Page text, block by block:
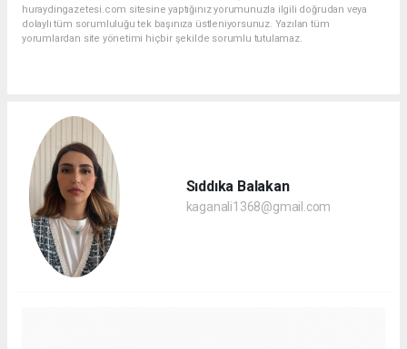
huraydingazetesi.com sitesine yaptığınız yorumunuzla ilgili doğrudan veya
dolaylı tüm sorumluluğu tek başınıza üstleniyorsunuz. Yazılan tüm
yorumlardan site yönetimi hiçbir şekilde sorumlu tutulamaz.
Sıddıka Balakan
kaganali1368@gmail.com